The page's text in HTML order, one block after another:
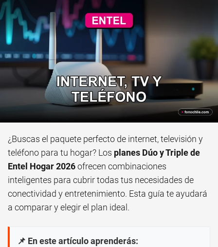
¿Buscas el paquete perfecto de internet, televisión y
teléfono para tu hogar? Los planes Dúo y Triple de
Entel Hogar 2026ofrecen combinaciones
inteligentes para cubrir todas tus necesidades de
conectividad y entretenimiento. Esta guía te ayudará
a comparar y elegir el plan ideal.
📌 En este artículo aprenderás: